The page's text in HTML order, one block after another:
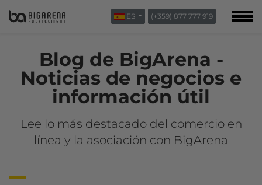
ES (+359) 877 777 919
SOBRE NOSOTROS
CONTACTOSBlog de BigArena -
Noticias de negocios e
información útil
Lee lo más destacado del comercio en
línea y la asociación con BigArena